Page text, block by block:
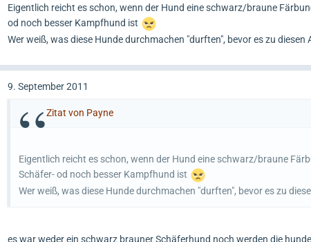
Eigentlich reicht es schon, wenn der Hund eine schwarz/braune
od noch besser Kampfhund ist
Wer weiß, was diese Hunde durchmachen "durften", bevor es zu
9. September 2011
Zitat von Payne
Eigentlich reicht es schon, wenn der Hund eine schwarz/braune
Schäfer- od noch besser Kampfhund ist
Wer weiß, was diese Hunde durchmachen "durften", bevor es zu
es war weder ein schwarz brauner Schäferhund noch werden die